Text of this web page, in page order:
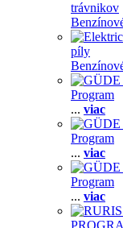
trávnikov
píly
Program
... viac
Program
... viac
Program
... viac